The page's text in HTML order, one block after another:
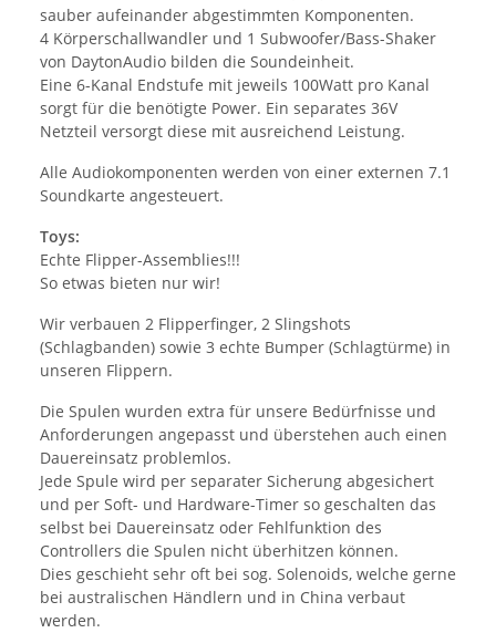
sauber aufeinander abgestimmten Komponenten.
4 Körperschallwandler und 1 Subwoofer/Bass-Shaker
von DaytonAudio bilden die Soundeinheit.
Eine 6-Kanal Endstufe mit jeweils 100Watt pro Kanal
sorgt für die benötigte Power. Ein separates 36V
Netzteil versorgt diese mit ausreichend Leistung.
Alle Audiokomponenten werden von einer externen 7.1
Soundkarte angesteuert.
Toys:
Echte Flipper-Assemblies!!!
So etwas bieten nur wir!
Wir verbauen 2 Flipperfinger, 2 Slingshots
(Schlagbanden) sowie 3 echte Bumper (Schlagtürme) in
unseren Flippern.
Die Spulen wurden extra für unsere Bedürfnisse und
Anforderungen angepasst und überstehen auch einen
Dauereinsatz problemlos.
Jede Spule wird per separater Sicherung abgesichert
und per Soft- und Hardware-Timer so geschalten das
selbst bei Dauereinsatz oder Fehlfunktion des
Controllers die Spulen nicht überhitzen können.
Dies geschieht sehr oft bei sog. Solenoids, welche gerne
bei australischen Händlern und in China verbaut
werden.